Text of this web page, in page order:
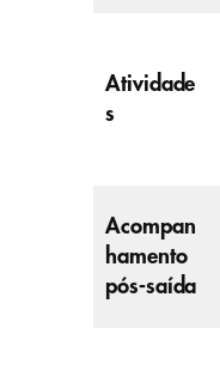
Atividade
s
Acompan
hamento
pós-saída